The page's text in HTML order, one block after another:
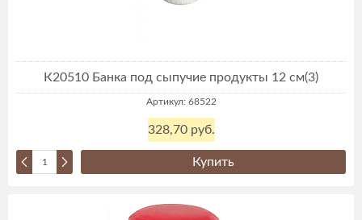
К20510 Банка под сыпучие продукты 12 см(3)
Артикул: 68522
328,70 руб.
Купить